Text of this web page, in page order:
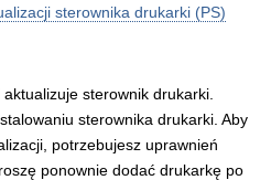
sterownika drukarki (PS)
aktualizuje sterownik drukarki.
sterownika drukarki. Aby
potrzebujesz uprawnień
ponownie dodać drukarkę po